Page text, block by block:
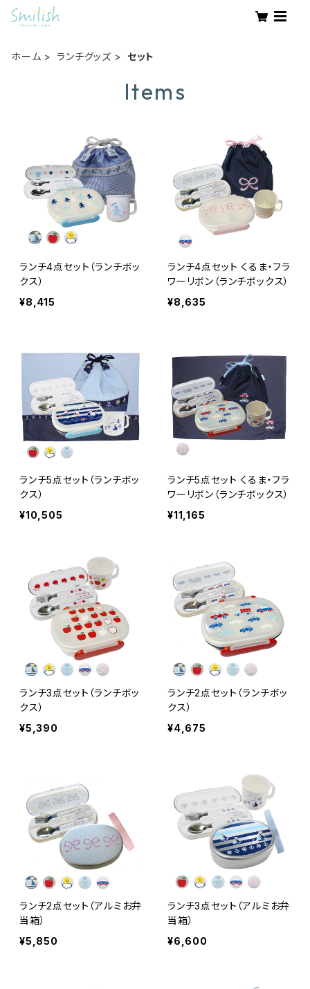
ホーム ランチグッズ セット
Items
ランチ4点セット（ランチボッ
クス）
¥8,415
ランチ4点セット くるま・フラ
ワーリボン（ランチボックス）
¥8,635
ランチ5点セット（ランチボッ
クス）
¥10,505
ランチ5点セット くるま・フラ
ワーリボン（ランチボックス）
¥11,165
ランチ3点セット（ランチボッ
クス）
¥5,390
ランチ2点セット（ランチボッ
クス）
¥4,675
ランチ2点セット（アルミお弁
当箱）
¥5,850
ランチ3点セット（アルミお弁
当箱）
¥6,600